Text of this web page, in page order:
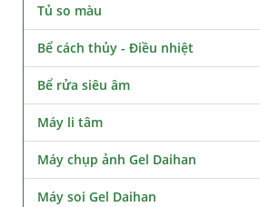
Tủ so màu
Bể cách thủy - Điều nhiệt
Bể rửa siêu âm
Máy li tâm
Máy chụp ảnh Gel Daihan
Máy soi Gel Daihan